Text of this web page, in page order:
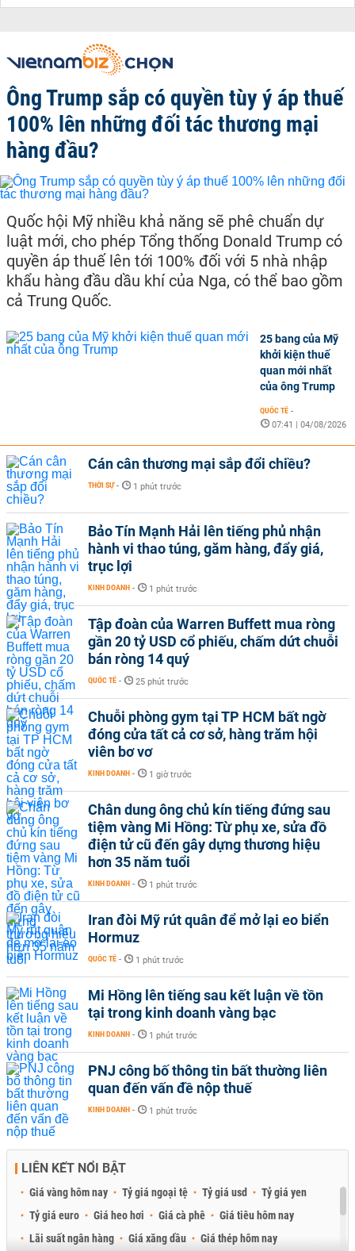
Ông Trump sắp có quyền tùy ý áp thuế
100% lên những đối tác thương mại
hàng đầu?
Quốc hội Mỹ nhiều khả năng sẽ phê chuẩn dự
luật mới, cho phép Tổng thống Donald Trump có
quyền áp thuế lên tới 100% đối với 5 nhà nhập
khẩu hàng đầu dầu khí của Nga, có thể bao gồm
cả Trung Quốc.
25 bang của Mỹ
khởi kiện thuế
quan mới nhất
của ông Trump
QUỐC TẾ -
07:41 | 04/08/2026
Cán cân thương mại sắp đổi chiều?
THỜI SỰ - 1 phút trước
Bảo Tín Mạnh Hải lên tiếng phủ nhận
hành vi thao túng, găm hàng, đẩy giá,
trục lợi
KINH DOANH - 1 phút trước
Tập đoàn của Warren Buffett mua ròng
gần 20 tỷ USD cổ phiếu, chấm dứt chuỗi
bán ròng 14 quý
QUỐC TẾ - 25 phút trước
Chuỗi phòng gym tại TP HCM bất ngờ
đóng cửa tất cả cơ sở, hàng trăm hội
viên bơ vơ
KINH DOANH - 1 giờ trước
Chân dung ông chủ kín tiếng đứng sau
tiệm vàng Mi Hồng: Từ phụ xe, sửa đồ
điện tử cũ đến gây dựng thương hiệu
hơn 35 năm tuổi
KINH DOANH - 1 phút trước
Iran đòi Mỹ rút quân để mở lại eo biển
Hormuz
QUỐC TẾ - 1 phút trước
Mi Hồng lên tiếng sau kết luận về tồn
tại trong kinh doanh vàng bạc
KINH DOANH - 1 phút trước
PNJ công bố thông tin bất thường liên
quan đến vấn đề nộp thuế
KINH DOANH - 1 phút trước
LIÊN KẾT NỔI BẬT
Giá vàng hôm nay Tỷ giá ngoại tệ Tỷ giá usd
Tỷ giá yen
Tỷ giá euro
Giá heo hơi Giá cà phê
Giá tiêu hôm nay
Lãi suất ngân hàng
Giá xăng dầu Giá thép hôm nay